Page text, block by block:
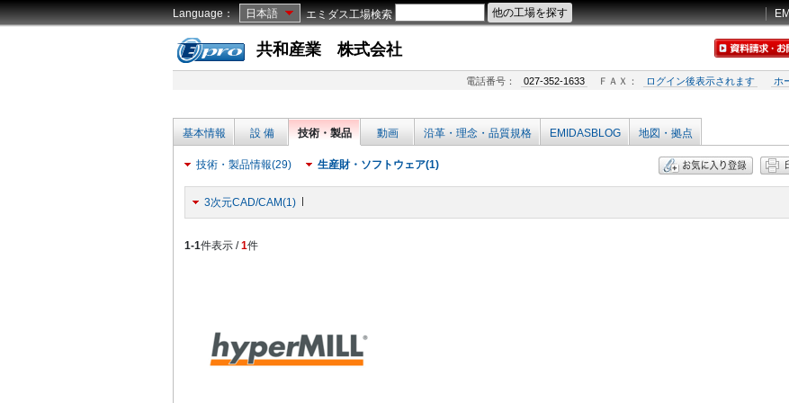
Language： 日本語 エミダス工場検索
共和産業 株式会社
電話番号： 027-352-1633 ＦＡＸ： ログイン後表示されます ホ
基本情報 設 備 技術・製品 動画 沿革・理念・品質規格 EMIDASBLOG 地図・拠点
技術・製品情報(29) 生産財・ソフトウェア(1)
3次元CAD/CAM(1)
1-1件表示 /1件